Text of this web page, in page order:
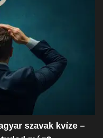
szavak kvíze –